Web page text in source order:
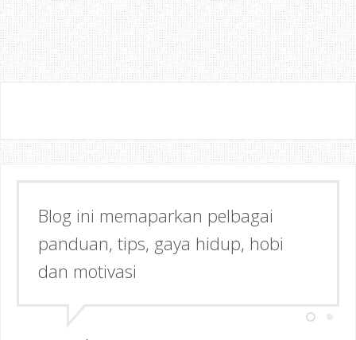
Blog ini memaparkan pelbagai
panduan, tips, gaya hidup, hobi
dan motivasi